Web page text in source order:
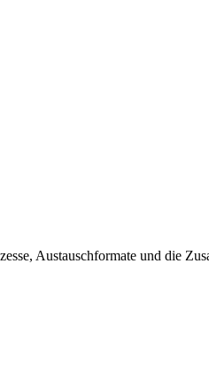
Austauschformate und die